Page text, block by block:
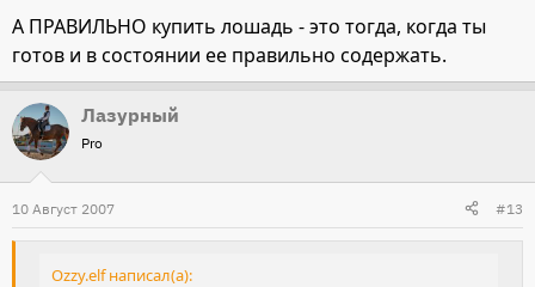
А ПРАВИЛЬНО купить лошадь - это тогда, когда ты
готов и в состоянии ее правильно содержать.
Лазурный
Pro
10 Август 2007 #13
Ozzy.elf написал(а):